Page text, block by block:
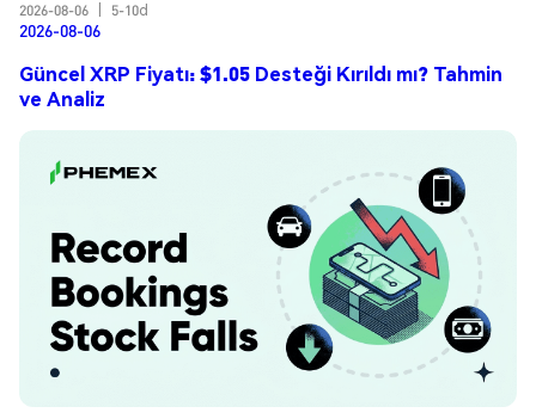
2026-08-06
5-10d
2026-08-06
Güncel XRP Fiyatı: $1.05 Desteği Kırıldı mı? Tahmin
ve Analiz